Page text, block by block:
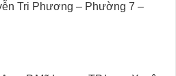
Tri Phương – Phường 7 –